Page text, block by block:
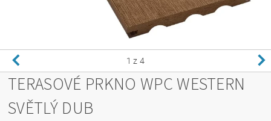
1 z 4
TERASOVÉ PRKNO WPC WESTERN
SVĚTLÝ DUB